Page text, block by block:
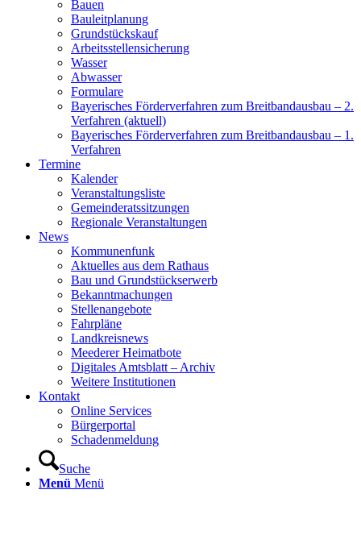
Bauen
Bauleitplanung
Grundstückskauf
Arbeitsstellensicherung
Wasser
Abwasser
Formulare
Bayerisches Förderverfahren zum Breitbandausbau – 2.
Verfahren (aktuell)
Bayerisches Förderverfahren zum Breitbandausbau – 1.
Verfahren
Termine
Kalender
Veranstaltungsliste
Gemeinderatssitzungen
Regionale Veranstaltungen
News
Kommunenfunk
Aktuelles aus dem Rathaus
Bau und Grundstückserwerb
Bekanntmachungen
Stellenangebote
Fahrpläne
Landkreisnews
Meederer Heimatbote
Digitales Amtsblatt – Archiv
Weitere Institutionen
Kontakt
Online Services
Bürgerportal
Schadenmeldung
Suche
Menü Menü